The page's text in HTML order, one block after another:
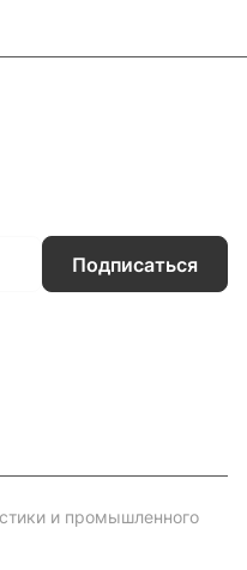
Подписаться
и промышленного